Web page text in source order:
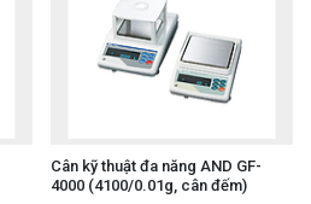
Cân kỹ thuật đa năng AND GF-
4000 (4100/0.01g, cân đếm)